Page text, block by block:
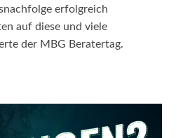
erfolgreich
auf diese und viele
der MBG Beratertag.